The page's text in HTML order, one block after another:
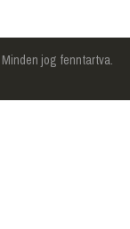
Minden jog fenntartva.